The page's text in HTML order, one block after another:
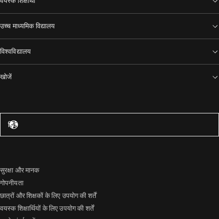
उच्च माध्यमिक विद्यालय
विश्वविद्यालय
खोजें
हिंदी
सुरक्षा और मानक
गोपनीयता
छात्रों और शिक्षकों के लिए उपयोग की शर्तें
वयस्क शिक्षार्थियों के लिए उपयोग की शर्तें